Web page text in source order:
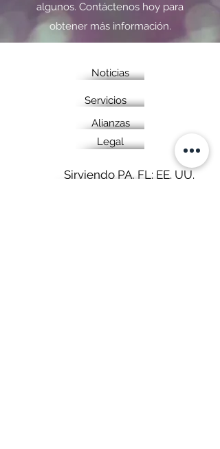
algunos. Contáctenos hoy para
obtener más información.
Noticias
Servicios
Alianzas
Legal
Sirviendo PA, FL: EE. UU.